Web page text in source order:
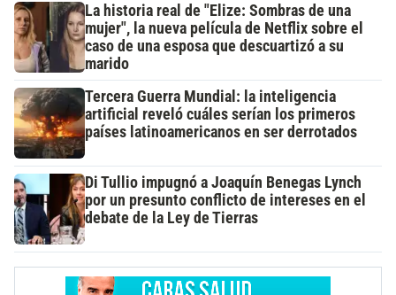
La historia real de "Elize: Sombras de una
mujer", la nueva película de Netflix sobre el
caso de una esposa que descuartizó a su
marido
Tercera Guerra Mundial: la inteligencia
artificial reveló cuáles serían los primeros
países latinoamericanos en ser derrotados
Di Tullio impugnó a Joaquín Benegas Lynch
por un presunto conflicto de intereses en el
debate de la Ley de Tierras